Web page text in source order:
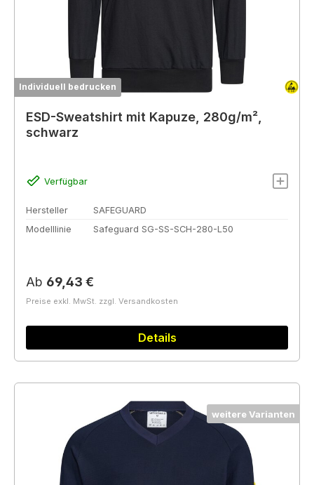
Individuell bedrucken
ESD-Sweatshirt mit Kapuze, 280g/m²,
schwarz
Verfügbar
Hersteller
SAFEGUARD
Modelllinie
Safeguard SG-SS-SCH-280-L50
Regulärer Preis:
Ab 69,43 €
Preise exkl. MwSt. zzgl. Versandkosten
Details
weitere Varianten